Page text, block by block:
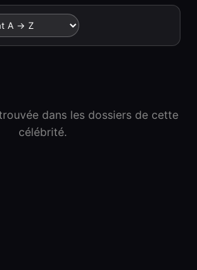
dans les dossiers de cette
célébrité.